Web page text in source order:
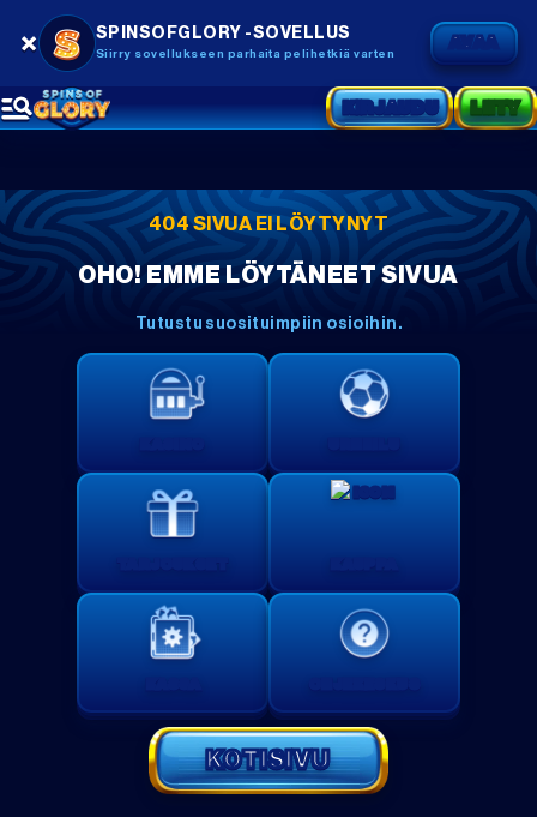
SPINSOFGLORY -SOVELLUS
Siirry sovellukseen parhaita pelihetkiä varten
AVAA
KIRJAUDU LIITY
404 SIVUA EI LÖYTYNYT
OHO! EMME LÖYTÄNEET SIVUA
Tutustu suosituimpiin osioihin.
KOTISIVU